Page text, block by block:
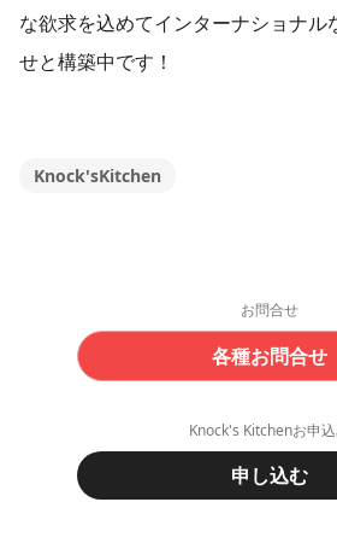
な欲求を込めてインターナショナル
せと構築中です！
Knock'sKitchen
お問合せ
各種お問合せ
Knock's Kitchenお申
申し込む